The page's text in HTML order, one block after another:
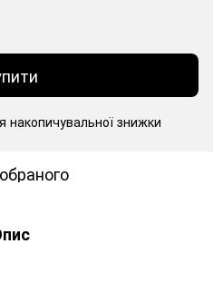
накопичувальної знижки